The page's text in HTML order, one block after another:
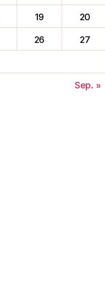
19 20
26 27
Sep. »